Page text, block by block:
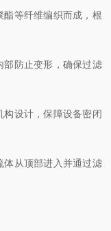
等纤维编织而成，根
防止变形，确保过滤
设计，保障设备密闭
从顶部进入并通过滤